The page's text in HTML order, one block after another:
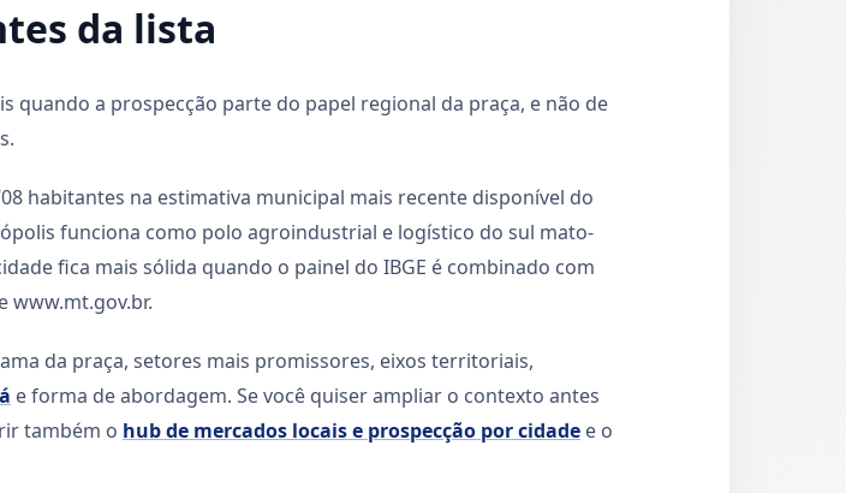
da lista
quando a prospecção parte do papel regional da praça, e não de
habitantes na estimativa municipal mais recente disponível do
funciona como polo agroindustrial e logístico do sul mato-
fica mais sólida quando o painel do IBGE é combinado com
www.mt.gov.br.
da praça, setores mais promissores, eixos territoriais,
e forma de abordagem. Se você quiser ampliar o contexto antes
também o hub de mercados locais e prospecção por cidade e o